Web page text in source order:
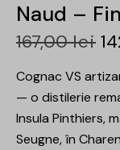
Naud –
167,00lei
Cognac VS
— o distilerie
Insula Pinthiers,
Seugne, în